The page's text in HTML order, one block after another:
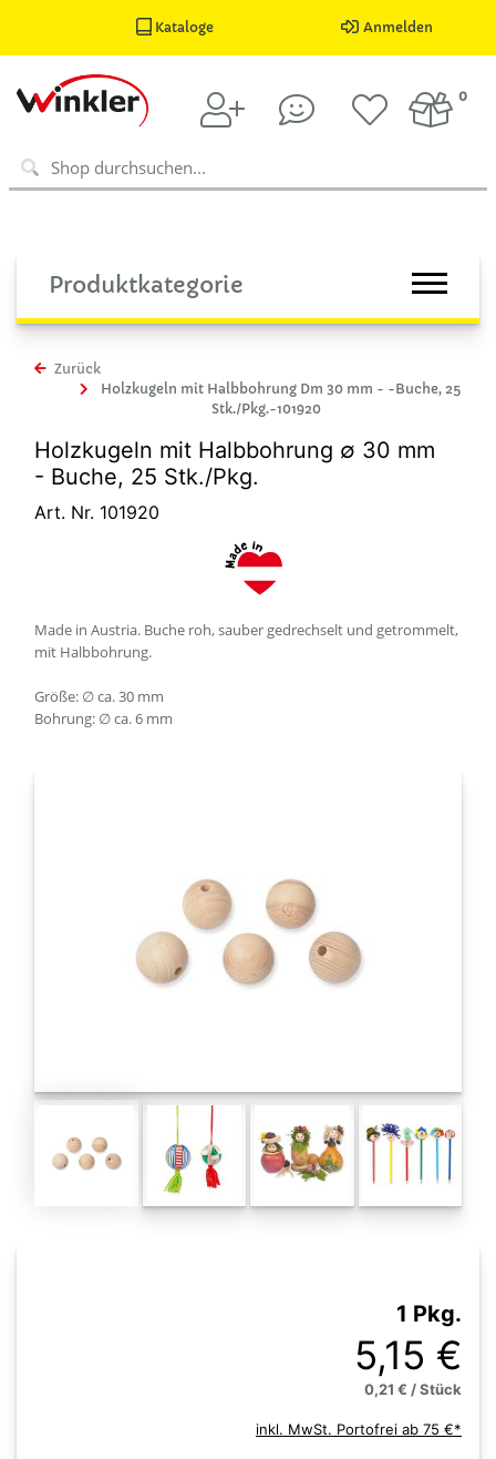
Kataloge Anmelden
0
Produktkategorie
Zurück
Holzkugeln mit Halbbohrung Dm 30 mm - -Buche, 25
Stk./Pkg.-101920
Holzkugeln mit Halbbohrung ∅ 30 mm
- Buche, 25 Stk./Pkg.
Art. Nr. 101920
Made in Austria. Buche roh, sauber gedrechselt und getrommelt,
mit Halbbohrung.
Größe: ∅ ca. 30 mm
Bohrung: ∅ ca. 6 mm
1 Pkg.
5,15 €
0,21 € / Stück
inkl. MwSt. Portofrei ab 75 €*